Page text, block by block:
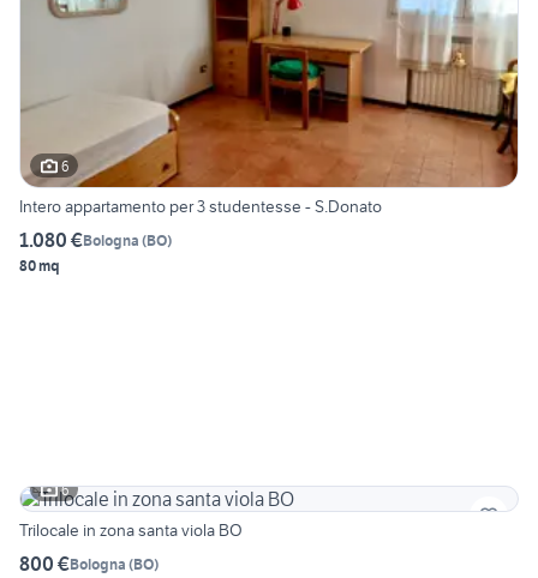
6
Intero appartamento per 3 studentesse - S.Donato
1.080 €Bologna (BO)
80 mq
6
Trilocale in zona santa viola BO
800 €Bologna (BO)